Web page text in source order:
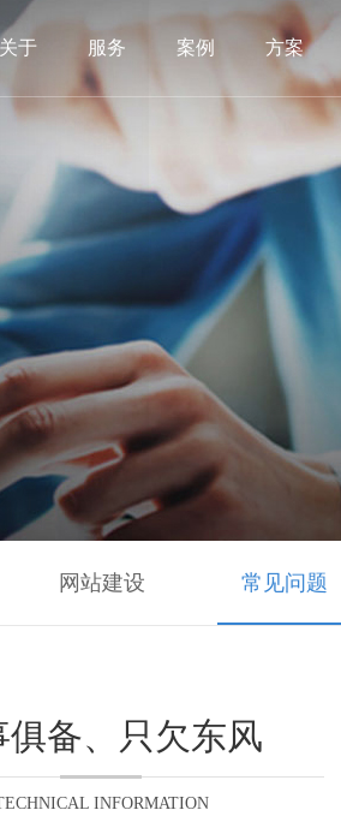
关于 服务 案例 方案
网站建设 常见问题
俱备、只欠东风
INFORMATION